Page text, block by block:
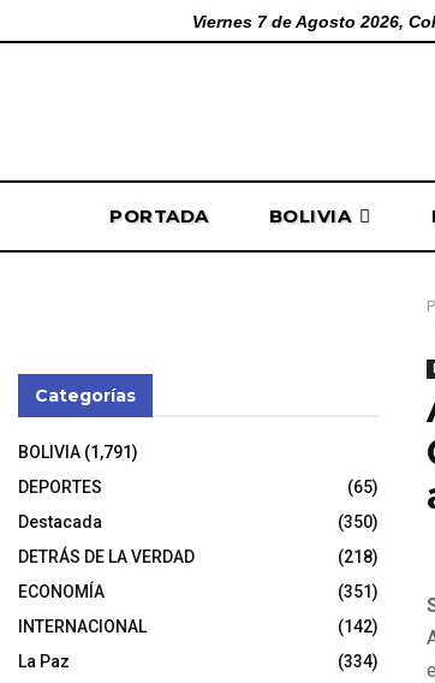
Viernes 7 de Agosto 2026,
PORTADA BOLIVIA
Categorías
BOLIVIA (1,791)
DEPORTES
(65)
Destacada
(350)
DETRÁS DE LA VERDAD
(218)
ECONOMÍA
(351)
INTERNACIONAL
(142)
La Paz
(334)